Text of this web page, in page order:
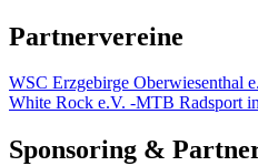
Partnervereine
WSC Erzgebirge Oberwiesenthal
White Rock e.V. -MTB Radsport
Sponsoring &